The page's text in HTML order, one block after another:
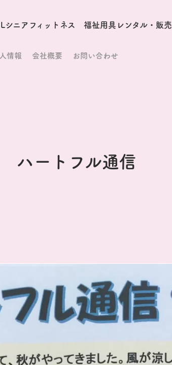
シニアフィットネス 福祉用具レンタル・販売
情報 会社概要 お問い合わせ
ハートフル通信